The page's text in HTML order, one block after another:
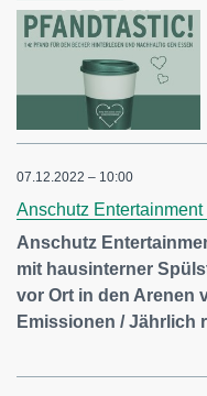
07.12.2022 – 10:00
Anschutz Entertainment
Anschutz
mit hausinterner
vor Ort in den Arenen
Emissionen / Jährlich